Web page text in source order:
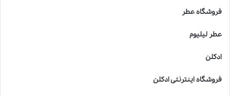
فروشگاه عطر
عطر لیلیوم
ادکلن
فروشگاه اینترنتی ادکلن